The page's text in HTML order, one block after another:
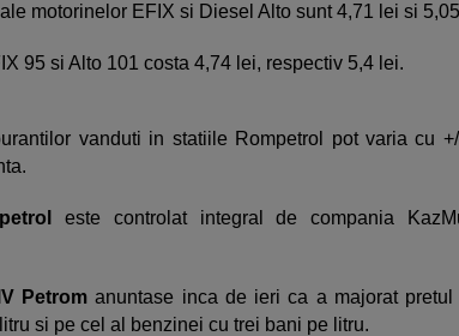
ale motorinelor EFIX si Diesel Alto sunt 4,71 lei si
95 si Alto 101 costa 4,74 lei, respectiv 5,4 lei.
vanduti in statiile Rompetrol pot varia cu
este controlat integral de compania
Petromanuntase inca de ieri ca a majorat pretul
si pe cel al benzinei cu trei bani pe litru.